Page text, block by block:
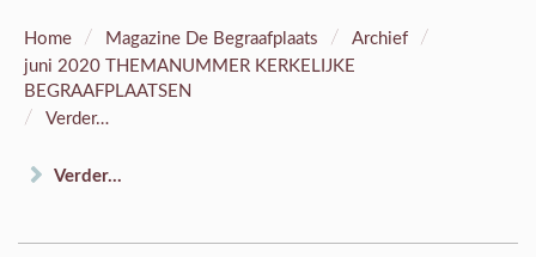
Home / Magazine De Begraafplaats / Archief /
juni 2020 THEMANUMMER KERKELIJKE
BEGRAAFPLAATSEN
/ Verder…
Verder...